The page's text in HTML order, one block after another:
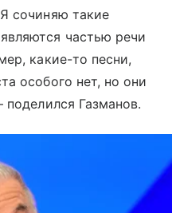
сочиняю такие
частью речи
какие-то песни,
особого нет, но они
Газманов.